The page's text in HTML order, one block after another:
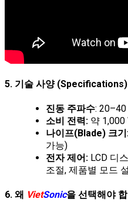
5. 기술 사양 (Specifications)
진동 주파수:
소비 전력: 약 1,000
나이프(Blade) 크
가능)
전자 제어: LCD 디
조절, 제품별 모드
6. 왜 VietSonic을 선택해야